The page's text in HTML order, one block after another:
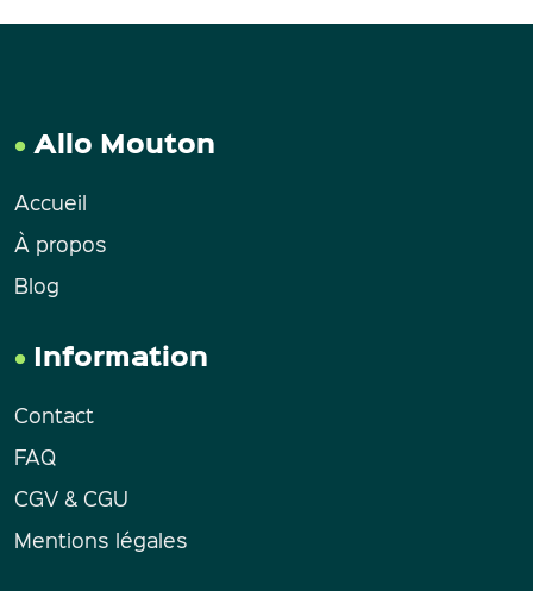
Allo Mouton
Accueil
À propos
Blog
Information
Contact
FAQ
CGV & CGU
Mentions légales